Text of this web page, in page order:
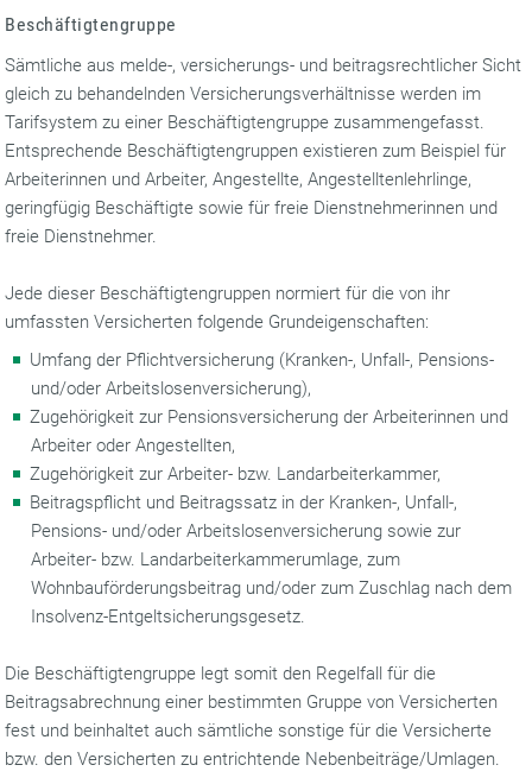
Beschäftigtengruppe
Sämtliche aus melde-, versicherungs- und beitragsrechtlicher Sicht
gleich zu behandelnden Versicherungsverhältnisse werden im
Tarifsystem zu einer Beschäftigtengruppe zusammengefasst.
Entsprechende Beschäftigtengruppen existieren zum Beispiel für
Arbeiterinnen und Arbeiter, Angestellte, Angestelltenlehrlinge,
geringfügig Beschäftigte sowie für freie Dienstnehmerinnen und
freie Dienstnehmer.
Jede dieser Beschäftigtengruppen normiert für die von ihr
umfassten Versicherten folgende Grundeigenschaften:
Umfang der Pflichtversicherung (Kranken-, Unfall-, Pensions-
und/oder Arbeitslosenversicherung),
Zugehörigkeit zur Pensionsversicherung der Arbeiterinnen und
Arbeiter oder Angestellten,
Zugehörigkeit zur Arbeiter- bzw. Landarbeiterkammer,
Beitragspflicht und Beitragssatz in der Kranken-, Unfall-,
Pensions- und/oder Arbeitslosenversicherung sowie zur
Arbeiter- bzw. Landarbeiterkammerumlage, zum
Wohnbauförderungsbeitrag und/oder zum Zuschlag nach dem
Insolvenz-Entgeltsicherungsgesetz.
Die Beschäftigtengruppe legt somit den Regelfall für die
Beitragsabrechnung einer bestimmten Gruppe von Versicherten
fest und beinhaltet auch sämtliche sonstige für die Versicherte
bzw. den Versicherten zu entrichtende Nebenbeiträge/Umlagen.